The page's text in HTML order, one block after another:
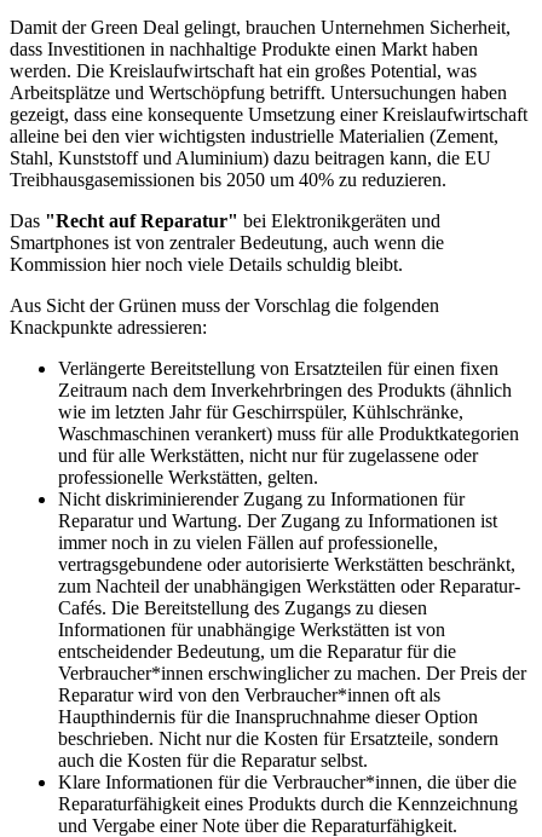
Damit der Green Deal gelingt, brauchen Unternehmen Sicherheit,
dass Investitionen in nachhaltige Produkte einen Markt haben
werden. Die Kreislaufwirtschaft hat ein großes Potential, was
Arbeitsplätze und Wertschöpfung betrifft. Untersuchungen haben
gezeigt, dass eine konsequente Umsetzung einer Kreislaufwirtschaft
alleine bei den vier wichtigsten industrielle Materialien (Zement,
Stahl, Kunststoff und Aluminium) dazu beitragen kann, die EU
Treibhausgasemissionen bis 2050 um 40% zu reduzieren.
Das "Recht auf Reparatur" bei Elektronikgeräten und
Smartphones ist von zentraler Bedeutung, auch wenn die
Kommission hier noch viele Details schuldig bleibt.
Aus Sicht der Grünen muss der Vorschlag die folgenden
Knackpunkte adressieren:
Verlängerte Bereitstellung von Ersatzteilen für einen fixen
Zeitraum nach dem Inverkehrbringen des Produkts (ähnlich
wie im letzten Jahr für Geschirrspüler, Kühlschränke,
Waschmaschinen verankert) muss für alle Produktkategorien
und für alle Werkstätten, nicht nur für zugelassene oder
professionelle Werkstätten, gelten.
Nicht diskriminierender Zugang zu Informationen für
Reparatur und Wartung. Der Zugang zu Informationen ist
immer noch in zu vielen Fällen auf professionelle,
vertragsgebundene oder autorisierte Werkstätten beschränkt,
zum Nachteil der unabhängigen Werkstätten oder Reparatur-
Cafés. Die Bereitstellung des Zugangs zu diesen
Informationen für unabhängige Werkstätten ist von
entscheidender Bedeutung, um die Reparatur für die
Verbraucher*innen erschwinglicher zu machen. Der Preis der
Reparatur wird von den Verbraucher*innen oft als
Haupthindernis für die Inanspruchnahme dieser Option
beschrieben. Nicht nur die Kosten für Ersatzteile, sondern
auch die Kosten für die Reparatur selbst.
Klare Informationen für die Verbraucher*innen, die über die
Reparaturfähigkeit eines Produkts durch die Kennzeichnung
und Vergabe einer Note über die Reparaturfähigkeit.